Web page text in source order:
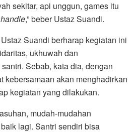
sekitar, api unggun, games itu
handle,” beber Ustaz Suandi.
Suandi berharap kegiatan ini
ukhuwah dan
Sebab, kata dia, dengan
kebersamaan akan menghadirkan
kegiatan yang dilakukan.
mudah-mudahan
lagi. Santri sendiri bisa